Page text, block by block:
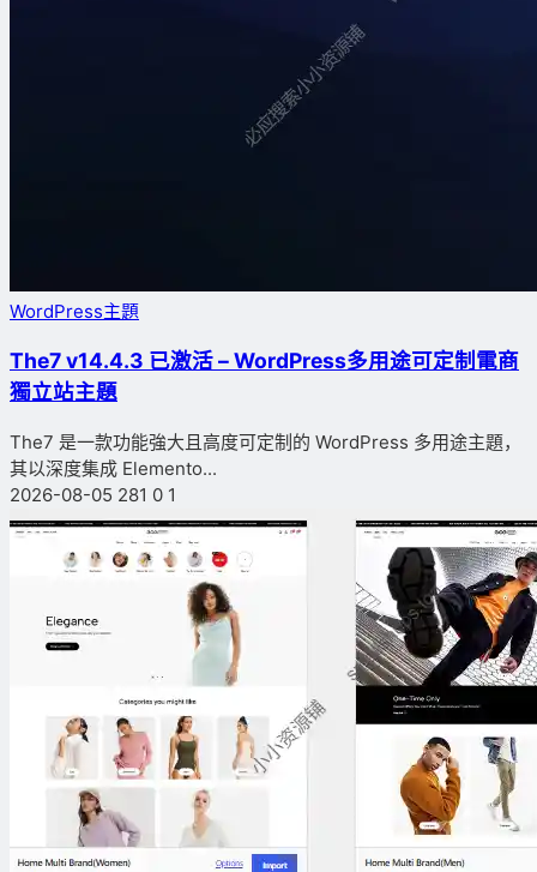
WordPress主題
The7 v14.4.3 已激活 – WordPress多用途可定制電商
獨立站主題
The7 是一款功能強大且高度可定制的 WordPress 多用途主題，
其以深度集成 Elemento...
2026-08-05 281 0 1